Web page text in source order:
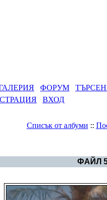
ФОРУМ
ВХОД
Списък от албуми ::
ФАЙЛ 5